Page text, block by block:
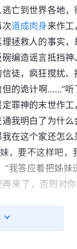
亡到世界各地
次道成肉身来作工
拯救人的事实
编造谣言抵挡
徒，疯狂搅扰
的诡计啊……”听
罪神的末世作
我明白了为什
在这个家还怎
，要不这样吧
我答应着把姊
来了，否则对
，就能恢复以往